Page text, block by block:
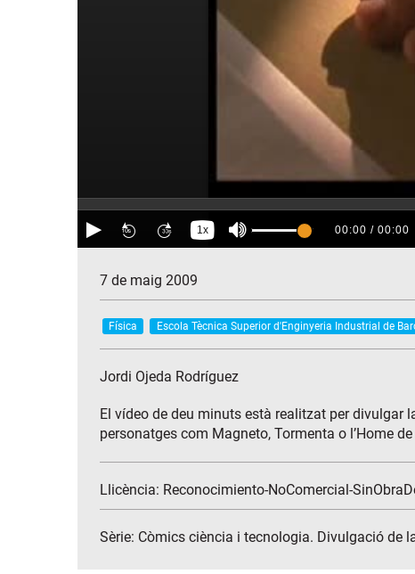
7 de maig 2009
Física Escola Tècnica Superior d'Enginyeria Industrial de
Jordi Ojeda Rodríguez
El vídeo de deu minuts està realitzat per divulgar
personatges com Magneto, Tormenta o l’Home
Llicència: Reconocimiento-NoComercial-
Sèrie: Còmics ciència i tecnologia. Divulgació de